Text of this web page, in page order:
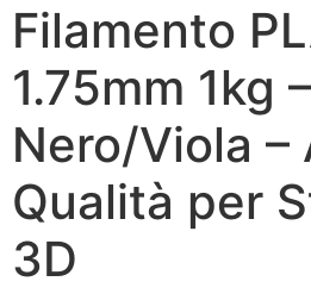
Filamento
1.75mm 1kg
Nero/Viola –
Qualità per
3D